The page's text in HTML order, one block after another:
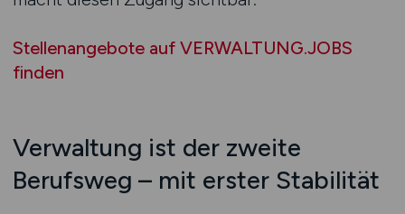
Stellenangebote auf VERWALTUNG.JOBS
finden
Verwaltung ist der zweite
Berufsweg – mit erster Stabilität